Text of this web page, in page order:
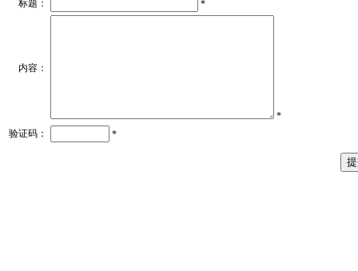
标题： *
内容：
*
验证码：
*